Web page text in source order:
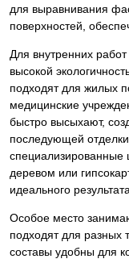
для выравнивания
поверхностей,
Для внутренних
высокой
подходят для жилых
медицинские
быстро высыхают,
последующей
специализированные
деревом или
идеального
Особое место
подходят для разных
составы удобны для